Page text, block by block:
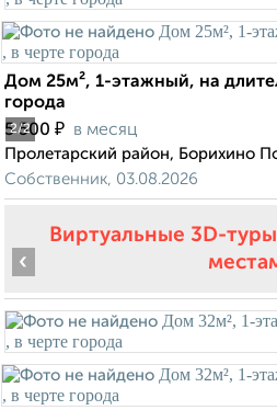
2/2
Дом 25м², 1-этажный, на
города
5 500 ₽ в месяц
Пролетарский район, Борихино
Собственник, 03.08.2026
Виртуальные 3D-
‹